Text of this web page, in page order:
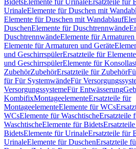
BidetsElemente für UrinaleErsatzteile für
UrinaleElemente für Duschen mit
Elemente für Duschen mit Wandablauf
DuschenElemente für Duschtrennwände
DuschtrennwändeElemente für
Elemente für Armaturen und Geräte
und GeschirrspülerErsatzteile für
und GeschirrspülerElemente für
ZubehörZubehörErsatzteile für Zubehör
für Für SystemwändeFür
VersorgungssystemeFür Entwässerung
KombifixMontageelementeErsatzteile für
MontageelementeElemente für WCs
WCsElemente für WaschtischeErsatzteile
WaschtischeElemente für Bidets
BidetsElemente für UrinaleErsatzteile für
UrinaleElemente für DuschenErsatzteile